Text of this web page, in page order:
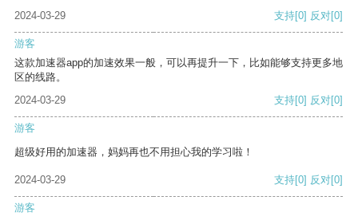
2024-03-29
支持[0] 反对[0]
游客
这款加速器app的加速效果一般，可以再提升一下，比如能够支持更多地
区的线路。
2024-03-29
支持[0] 反对[0]
游客
超级好用的加速器，妈妈再也不用担心我的学习啦！
2024-03-29 支持[0] 反对[0]
游客